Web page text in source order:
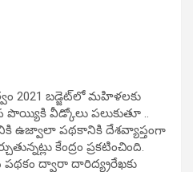
2021 బడ్జెట్‌లో మహిళలకు
వీడ్కోలు పలుకుతూ ..
పథకానికి దేశవ్యాప్తంగా
కేంద్రం ప్రకటించింది.
ద్వారా దారిద్య్రరేఖకు